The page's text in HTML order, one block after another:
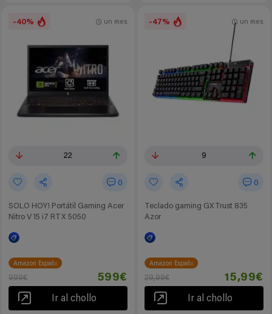
-40%
22
0
SOLO HOY! Portátil Gaming Acer
Nitro V 15 i7 RTX 5050
un mes
Amazon España
999€ 599€
Ir al chollo
-47%
9
0
Teclado gaming GXTrust 835
Azor
un mes
Amazon España
29,99€ 15,99€
Ir al chollo